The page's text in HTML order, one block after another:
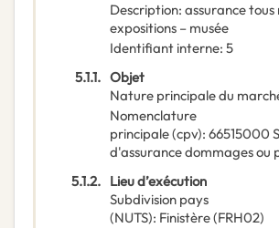
Description: assurance tous
expositions – musée
Identifiant interne: 5
5.1.1. Objet
Nature principale du
Nomenclature
principale(cpv): 66515000
d'assurance dommages ou
5.1.2. Lieu d’exécution
Subdivision pays
(NUTS): Finistère(FRH02)